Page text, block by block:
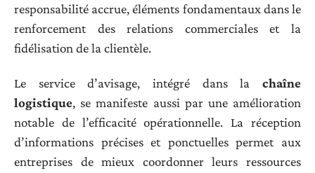
responsabilité accrue, éléments fondamentaux dans le
renforcement des relations commerciales et la
fidélisation de la clientèle.
Le service d’avisage, intégré dans la chaîne
logistique, se manifeste aussi par une amélioration
notable de l’efficacité opérationnelle. La réception
d’informations précises et ponctuelles permet aux
entreprises de mieux coordonner leurs ressources